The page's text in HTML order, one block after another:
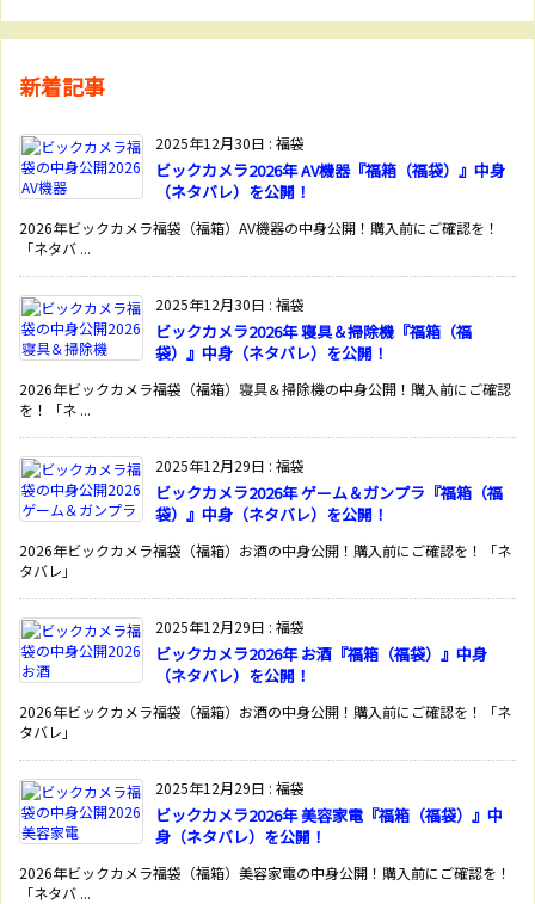
新着記事
2025年12月30日 : 福袋
ビックカメラ2026年 AV機器『福箱（福袋）』中身
（ネタバレ）を公開！
2026年ビックカメラ福袋（福箱）AV機器の中身公開！購入前にご確認を！
「ネタバ ...
2025年12月30日 : 福袋
ビックカメラ2026年 寝具＆掃除機『福箱（福
袋）』中身（ネタバレ）を公開！
2026年ビックカメラ福袋（福箱）寝具＆掃除機の中身公開！購入前にご確認
を！「ネ ...
2025年12月29日 : 福袋
ビックカメラ2026年 ゲーム＆ガンプラ『福箱（福
袋）』中身（ネタバレ）を公開！
2026年ビックカメラ福袋（福箱）お酒の中身公開！購入前にご確認を！「ネ
タバレ」
2025年12月29日 : 福袋
ビックカメラ2026年 お酒『福箱（福袋）』中身
（ネタバレ）を公開！
2026年ビックカメラ福袋（福箱）お酒の中身公開！購入前にご確認を！「ネ
タバレ」
2025年12月29日 : 福袋
ビックカメラ2026年 美容家電『福箱（福袋）』中
身（ネタバレ）を公開！
2026年ビックカメラ福袋（福箱）美容家電の中身公開！購入前にご確認を！
「ネタバ ...